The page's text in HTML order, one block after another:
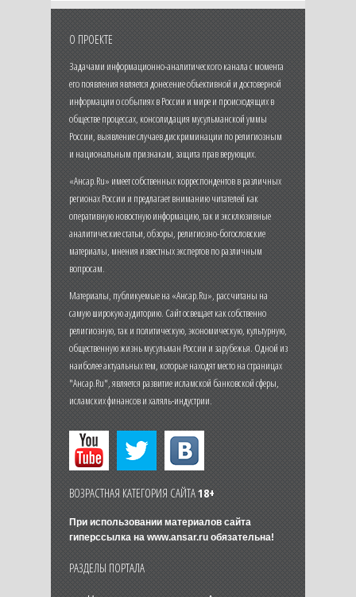
О ПРОЕКТЕ
Задачами информационно-аналитического канала с момента
его появления является донесение объективной и достоверной
информации о событиях в России и мире и происходящих в
обществе процессах, консолидация мусульманской уммы
России, выявление случаев дискриминации по религиозным
и национальным признакам, защита прав верующих.
«Ансар.Ru» имеет собственных корреспондентов в различных
регионах России и предлагает вниманию читателей как
оперативную новостную информацию, так и эксклюзивные
аналитические статьи, обзоры, религиозно-богословские
материалы, мнения известных экспертов по различным
вопросам.
Материалы, публикуемые на «Ансар.Ru», рассчитаны на
самую широкую аудиторию. Сайт освещает как собственно
религиозную, так и политическую, экономическую, культурную,
общественную жизнь мусульман России и зарубежья. Одной из
наиболее актуальных тем, которые находят место на страницах
"Ансар.Ru", является развитие исламской банковской сферы,
исламских финансов и халяль-индустрии.
ВОЗРАСТНАЯ КАТЕГОРИЯ САЙТА18+
При использовании материалов сайта
гиперссылка на www.ansar.ruобязательна!
РАЗДЕЛЫ ПОРТАЛА